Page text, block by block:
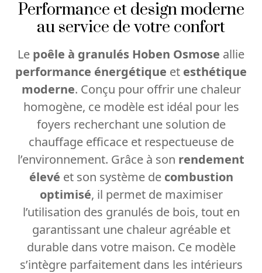
Performance et design moderne
au service de votre confort
Le poêle à granulés Hoben Osmose allie
performance énergétique et esthétique
moderne. Conçu pour offrir une chaleur
homogène, ce modèle est idéal pour les
foyers recherchant une solution de
chauffage efficace et respectueuse de
l’environnement. Grâce à son rendement
élevé et son système de combustion
optimisé, il permet de maximiser
l’utilisation des granulés de bois, tout en
garantissant une chaleur agréable et
durable dans votre maison. Ce modèle
s’intègre parfaitement dans les intérieurs